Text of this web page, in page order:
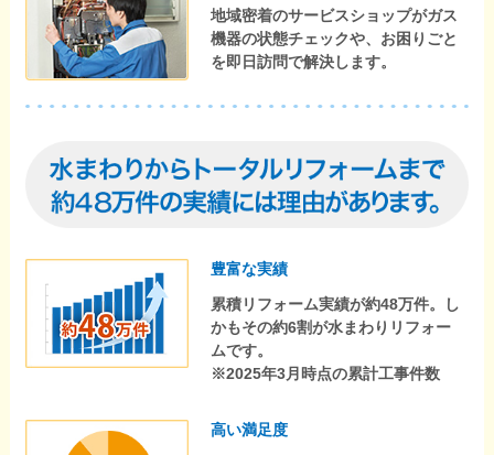
地域密着のサービスショップがガス
機器の状態チェックや、お困りごと
を即日訪問で解決します。
豊富な実績
累積リフォーム実績が約48万件。し
かもその約6割が水まわりリフォー
ムです。
※2025年3月時点の累計工事件数
高い満足度